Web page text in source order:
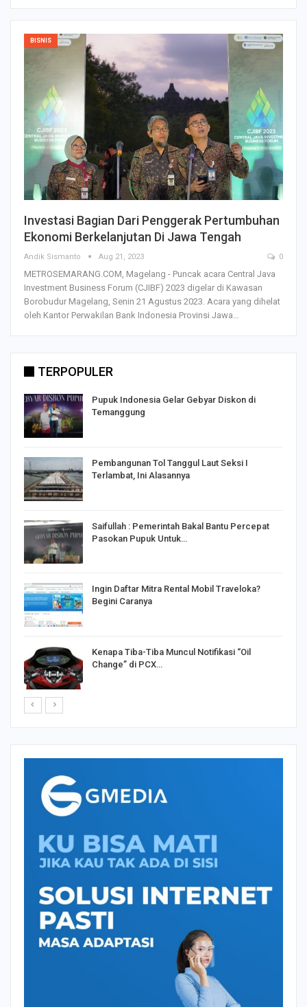
BISNIS
Investasi Bagian Dari Penggerak Pertumbuhan
Ekonomi Berkelanjutan Di Jawa Tengah
Andik Sismanto Aug 21, 2023 0
METROSEMARANG.COM, Magelang - Puncak acara Central Java
Investment Business Forum (CJIBF) 2023 digelar di Kawasan
Borobudur Magelang, Senin 21 Agustus 2023. Acara yang dihelat
oleh Kantor Perwakilan Bank Indonesia Provinsi Jawa…
TERPOPULER
Pupuk Indonesia Gelar Gebyar Diskon di
Temanggung
Pembangunan Tol Tanggul Laut Seksi I
Terlambat, Ini Alasannya
Saifullah : Pemerintah Bakal Bantu Percepat
Pasokan Pupuk Untuk…
Ingin Daftar Mitra Rental Mobil Traveloka?
Begini Caranya
Kenapa Tiba-Tiba Muncul Notifikasi “Oil
Change” di PCX…